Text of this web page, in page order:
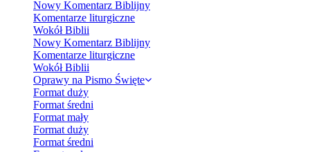
Nowy Komentarz Biblijny
Komentarze liturgiczne
Wokół Biblii
Nowy Komentarz Biblijny
Komentarze liturgiczne
Wokół Biblii
Oprawy na Pismo Święte
Format duży
Format średni
Format mały
Format duży
Format średni